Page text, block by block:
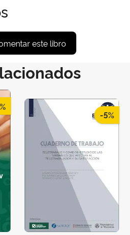
este libro
-5%